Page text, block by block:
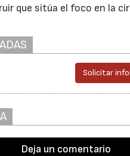
que sitúa el foco en la
Solicitar
Deja un comentario